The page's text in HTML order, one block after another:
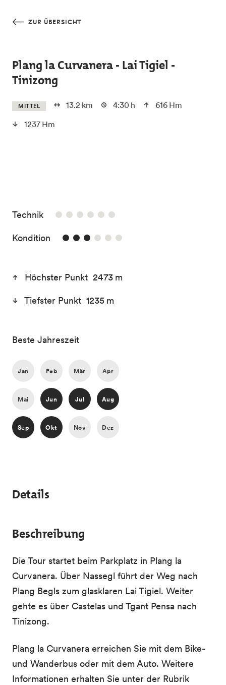
ZUR ÜBERSICHT
Plang la Curvanera - Lai Tigiel -
Tinizong
MITTEL 13.2 km 4:30 h
616 Hm
1237 Hm
Technik/6
Kondition 3/6
Höchster Punkt 2473 m
Tiefster Punkt 1235 m
Beste Jahreszeit
Jan Feb Mär Apr
Mai Jun Jul Aug
Sep Okt Nov Dez
Details
Beschreibung
Die Tour startet beim Parkplatz in Plang la
Curvanera. Über Nassegl führt der Weg nach
Plang Begls zum glasklaren Lai Tigiel. Weiter
gehte es über Castelas und Tgant Pensa nach
Tinizong.
Plang la Curvanera erreichen Sie mit dem Bike-
und Wanderbus oder mit dem Auto. Weitere
Informationen erhalten Sie unter der Rubrik